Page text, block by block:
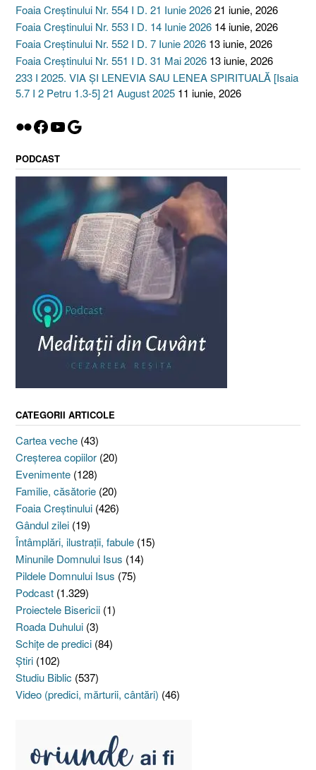
Foaia Creștinului Nr. 554 I D. 21 Iunie 202621 iunie, 2026
Foaia Creștinului Nr. 553 I D. 14 Iunie 2026 14 iunie, 2026
Foaia Creștinului Nr. 552 I D. 7 Iunie 2026 13 iunie, 2026
Foaia Creștinului Nr. 551 I D. 31 Mai 2026 13 iunie, 2026
233 I 2025. VIA ȘI LENEVIA SAU LENEA SPIRITUALĂ [Isaia
5.7 I 2 Petru 1.3-5] 21 August 2025 11 iunie, 2026
Flickr
Facebook
YouTube
Google
PODCAST
CATEGORII ARTICOLE
Cartea veche (43)
Creşterea copiilor (20)
Evenimente (128)
Familie, căsătorie (20)
Foaia Creştinului (426)
Gândul zilei (19)
Întâmplări, ilustraţii, fabule (15)
Minunile Domnului Isus (14)
Pildele Domnului Isus (75)
Podcast (1.329)
Proiectele Bisericii (1)
Roada Duhului (3)
Schiţe de predici (84)
Ştiri (102)
Studiu Biblic (537)
Video (predici, mărturii, cântări) (46)